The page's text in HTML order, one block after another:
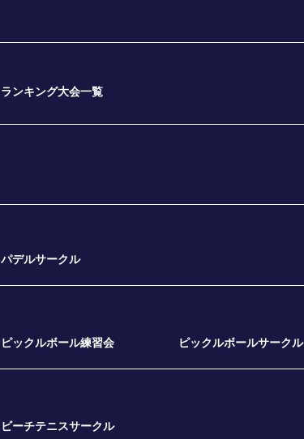
ランキング大会一覧
パデルサークル
ピックルボール練習会 ピックルボールサークル
ビーチテニスサークル